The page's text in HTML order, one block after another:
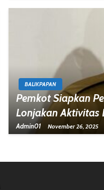
BALIKPAPAN
Pemkot Siapkan
Lonjakan Aktivitas
Admin01 November 26, 2025